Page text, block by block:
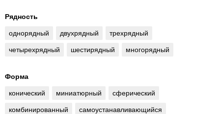
Рядность
однорядный двухрядный трехрядный
четырехрядный шестирядный многорядный
Форма
конический миниатюрный сферический
комбинированный самоустанавливающийся